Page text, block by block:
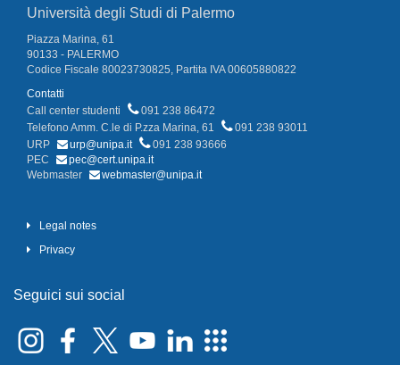
Università degli Studi di Palermo
Piazza Marina, 61
90133 - PALERMO
Codice Fiscale 80023730825, Partita IVA 00605880822
Contatti
Call center studenti
091 238 86472
Telefono Amm. C.le di P.zza Marina, 61
091 238 93011
URP
urp@unipa.it
091 238 93666
PEC
pec@cert.unipa.it
Webmaster
webmaster@unipa.it
Legal notes
Privacy
Seguici sui social